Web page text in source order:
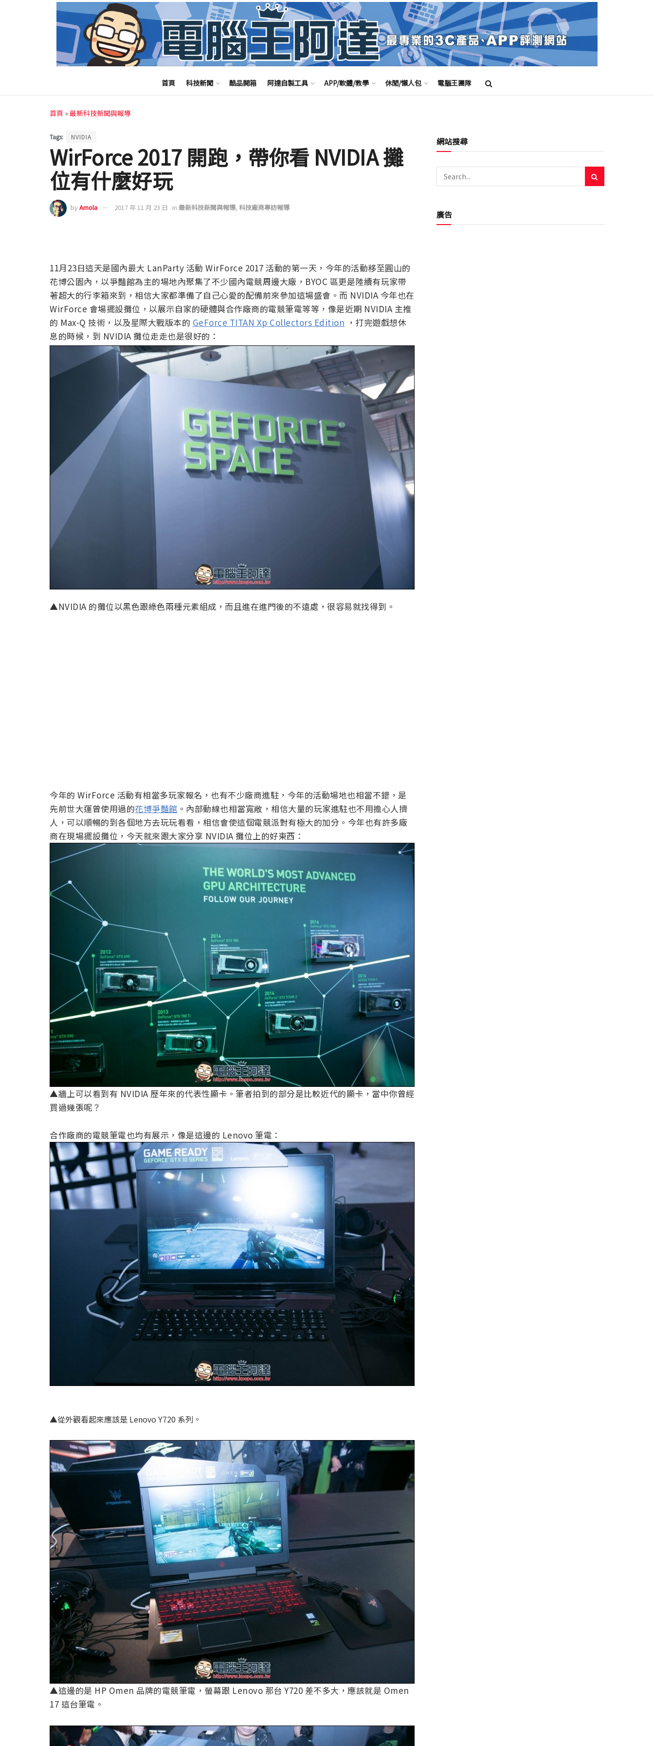
首頁 科技新聞 酷品開箱 阿達自製工具 APP/軟體/教學 休閒/懶人包 電腦王團隊
首頁 »最新科技新聞與報導
Tags: NVIDIA
WirForce 2017 開跑，帶你看 NVIDIA 攤
位有什麼好玩
byAmola 2017 年 11 月 23 日 in 最新科技新聞與報導, 科技廠商專訪報導
11月23日這天是國內最大 LanParty 活動 WirForce 2017 活動的第一天，今年的活動移至圓山的
花博公園內，以爭豔館為主的場地內聚集了不少國內電競周邊大廠，BYOC 區更是陸續有玩家帶
著超大的行李箱來到，相信大家都準備了自己心愛的配備前來參加這場盛會。而 NVIDIA 今年也在
WirForce 會場擺設攤位，以展示自家的硬體與合作廠商的電競筆電等等，像是近期 NVIDIA 主推
的 Max-Q 技術，以及星際大戰版本的 GeForce TITAN Xp Collectors Edition ，打完遊戲想休
息的時候，到 NVIDIA 攤位走走也是很好的：
▲NVIDIA 的攤位以黑色跟綠色兩種元素組成，而且進在進門後的不遠處，很容易就找得到。
今年的 WirForce 活動有相當多玩家報名，也有不少廠商進駐，今年的活動場地也相當不錯，是
先前世大運曾使用過的花博爭豔館 。內部動線也相當寬敞，相信大量的玩家進駐也不用擔心人擠
人，可以順暢的到各個地方去玩玩看看，相信會使這個電競派對有極大的加分。今年也有許多廠
商在現場擺設攤位，今天就來跟大家分享 NVIDIA 攤位上的好東西：
▲牆上可以看到有 NVIDIA 歷年來的代表性顯卡。筆者拍到的部分是比較近代的顯卡，當中你曾經
買過幾張呢？
合作廠商的電競筆電也均有展示，像是這邊的 Lenovo 筆電：
▲從外觀看起來應該是 Lenovo Y720 系列。
▲這邊的是 HP Omen 品牌的電競筆電，螢幕跟 Lenovo 那台 Y720 差不多大，應該就是 Omen
17 這台筆電。
網站搜尋
廣告